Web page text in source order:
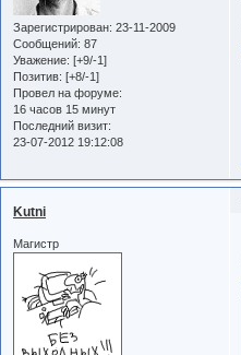
Зарегистрирован: 23-11-2009
Сообщений: 87
Уважение: [+9/-1]
Позитив: [+8/-1]
Провел на форуме:
16 часов 15 минут
Последний визит:
23-07-2012 19:12:08
Kutni
Магистр